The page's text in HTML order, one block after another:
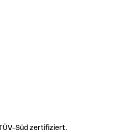
Süd zertifiziert.